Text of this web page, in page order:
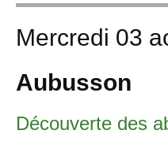
Mercredi 03
Aubusson
Découverte des